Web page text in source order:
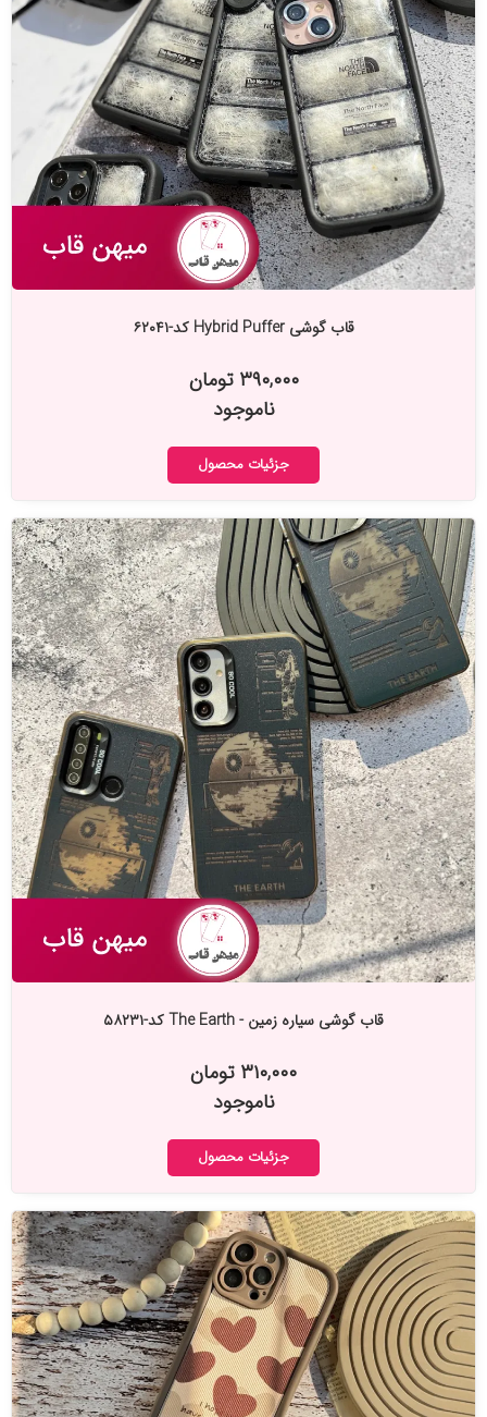
قاب گوشی Hybrid Puffer کد-۶۲۰۴۱
۳۹۰,۰۰۰ تومان
ناموجود
جزئیات محصول
قاب گوشی سیاره زمین - The Earth کد-۵۸۲۳۱
۳۱۰,۰۰۰ تومان
ناموجود
جزئیات محصول